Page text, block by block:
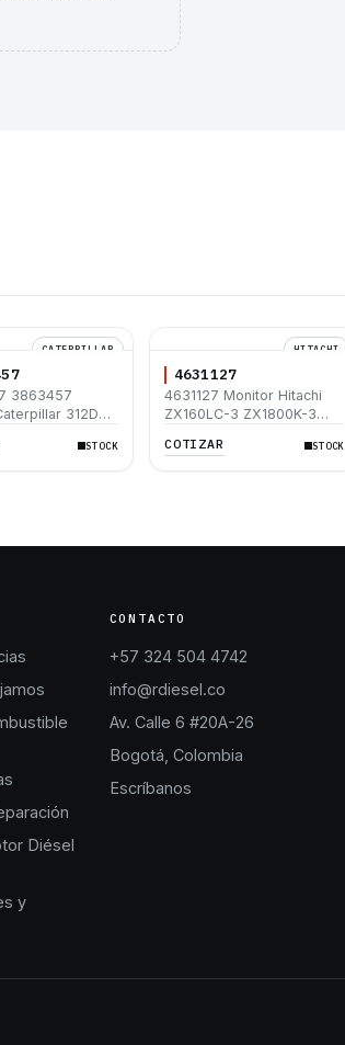
CATERPILLAR
3863457
312D
L 330D STOCK
HITACHI
4631127
4631127 Monitor Hitachi
ZX160LC-3 ZX1800K-3
ZX210H-3
COTIZAR STOCK
Diésel
y
CONTACTO
+57 324 504 4742
info@rdiesel.co
Av. Calle 6 #20A-26
Bogotá, Colombia
Escríbanos